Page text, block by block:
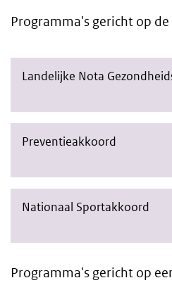
Programma's gericht op
Landelijke Nota
Preventieakkoord
Nationaal Sportakkoord
Programma's gericht op